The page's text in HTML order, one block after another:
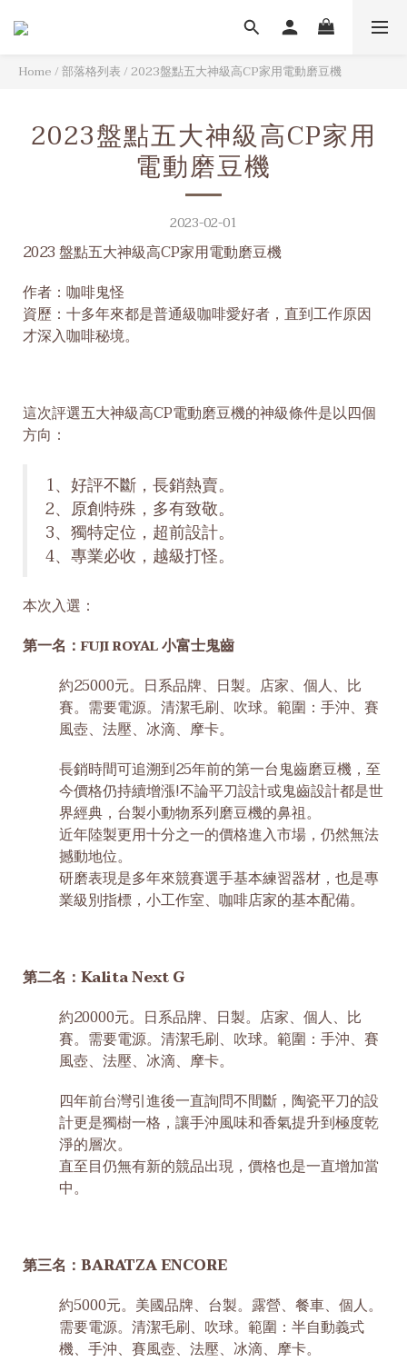
Home/部落格列表/2023盤點五大神級高CP家用電動磨豆機
2023盤點五大神級高CP家用
電動磨豆機
2023-02-01
2023 盤點五大神級高CP家用電動磨豆機
作者：咖啡鬼怪
資歷：十多年來都是普通級咖啡愛好者，直到工作原因
才深入咖啡秘境。
這次評選五大神級高CP電動磨豆機的神級條件是以四個
方向：
1、好評不斷，長銷熱賣。
2、原創特殊，多有致敬。
3、獨特定位，超前設計。
4、專業必收，越級打怪。
本次入選：
第一名：FUJI ROYAL小富士鬼齒
約25000元。日系品牌、日製。店家、個人、比
賽。需要電源。清潔毛刷、吹球。範圍：手沖、賽
風壺、法壓、冰滴、摩卡。
長銷時間可追溯到25年前的第一台鬼齒磨豆機，至
今價格仍持續增漲!不論平刀設計或鬼齒設計都是世
界經典，台製小動物系列磨豆機的鼻祖。
近年陸製更用十分之一的價格進入市場，仍然無法
撼動地位。
研磨表現是多年來競賽選手基本練習器材，也是專
業級別指標，小工作室、咖啡店家的基本配備。
第二名：Kalita Next G
約20000元。日系品牌、日製。店家、個人、比
賽。需要電源。清潔毛刷、吹球。範圍：手沖、賽
風壺、法壓、冰滴、摩卡。
四年前台灣引進後一直詢問不間斷，陶瓷平刀的設
計更是獨樹一格，讓手沖風味和香氣提升到極度乾
淨的層次。
直至目仍無有新的競品出現，價格也是一直增加當
中。
第三名：BARATZA ENCORE
約5000元。美國品牌、台製。露營、餐車、個人。
需要電源。清潔毛刷、吹球。範圍：半自動義式
機、手沖、賽風壺、法壓、冰滴、摩卡。